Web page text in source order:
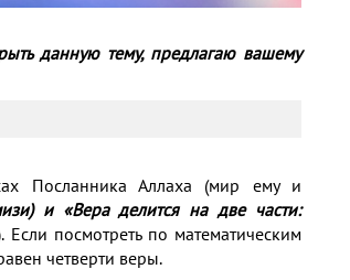
данную тему, предлагаю вашему
Посланника Аллаха (мир ему и
и «Вера делится на две части:
посмотреть по математическим
четверти веры.